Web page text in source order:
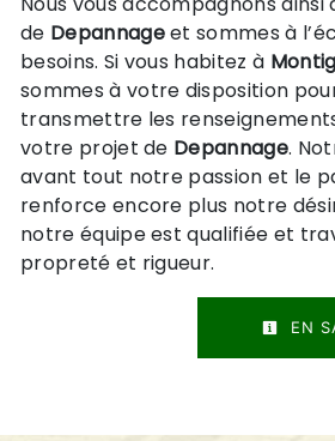
de Depannageet sommes à
besoins. Si vous habitez à
sommes à votre disposition
transmettre les
votre projet de Depannage.
avant tout notre passion et le
renforce encore plus notre
notre équipe est qualifiée et
propreté et rigueur.
EN